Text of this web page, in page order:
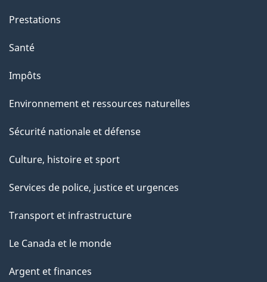
Prestations
Santé
Impôts
Environnement et ressources naturelles
Sécurité nationale et défense
Culture, histoire et sport
Services de police, justice et urgences
Transport et infrastructure
Le Canada et le monde
Argent et finances